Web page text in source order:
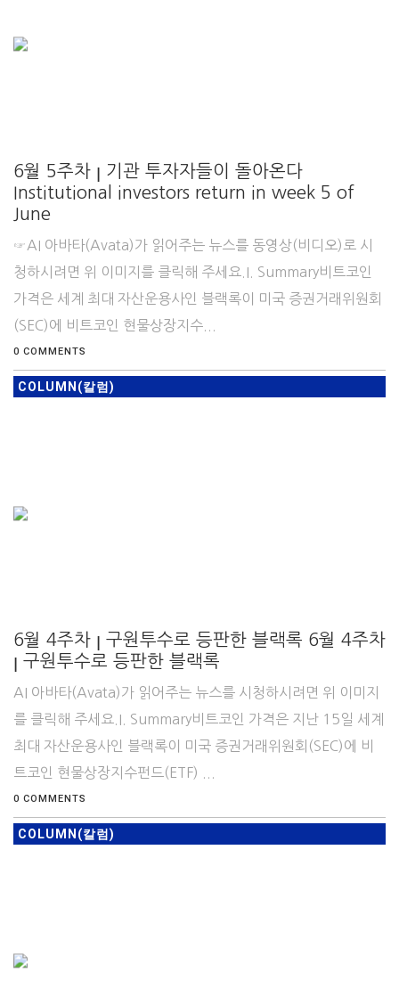
6월 5주차 ꞁ 기관 투자자들이 돌아온다
Institutional investors return in week 5 of
June
☞AI 아바타(Avata)가 읽어주는 뉴스를 동영상(비디오)로 시
청하시려면 위 이미지를 클릭해 주세요.I. Summary비트코인
가격은 세계 최대 자산운용사인 블랙록이 미국 증권거래위원회
(SEC)에 비트코인 현물상장지수...
0 COMMENTS
COLUMN(칼럼)
6월 4주차 ꞁ 구원투수로 등판한 블랙록 6월 4주차
ꞁ 구원투수로 등판한 블랙록
AI 아바타(Avata)가 읽어주는 뉴스를 시청하시려면 위 이미지
를 클릭해 주세요.I. Summary비트코인 가격은 지난 15일 세계
최대 자산운용사인 블랙록이 미국 증권거래위원회(SEC)에 비
트코인 현물상장지수펀드(ETF) ...
0 COMMENTS
COLUMN(칼럼)